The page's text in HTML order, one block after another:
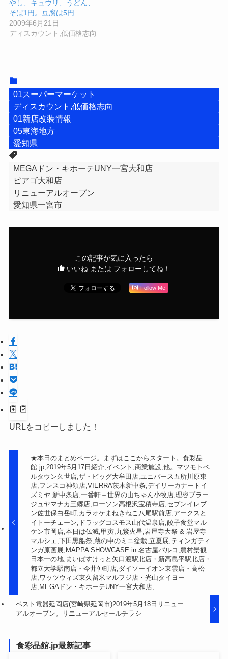
やし、キュウリ、うどん、
そば1円。豆腐は5円
2009年6月21日
ディスカウント,低価格志向
01スーパーマーケット
ディスカウント,低価格志向
01新店改装情報
05東海地方
愛知県
MEGAドン・キホーテUNY一宮大和店
ピアゴ大和店
リニューアルオープン
愛知県一宮市
この記事が気に入ったら
いいね または フォローしてね！
Follow Me
URLをコピーしました！
★本日のまとめページ。まずはここからスタート。食彩品
館.jp,2019年5月17日紹介,イベント,商業施設,他。マツモトベ
ルタウン久世店,ザ・ビッグ大牟田店,ユニバース五所川原東
店,フレスコ神領店,VIERRA茨木新中条,デイリーカナートイ
ズミヤ 新中条店,一番軒＋世界の山ちゃん小牧店,理容プラー
ジュヤマナカ三郷店,ローソン高根沢宝積寺店,セブンイレブ
ン佐世保白岳町,カラオケまねきねこ八尾駅前店,アークスと
イトーチェーン,ドラッグコスモス山代温泉店,餃子食堂マル
ケン市岡店,本日は仏滅,甲寅,九紫火星,岩屋寺大祭 & 岩屋寺
マルシェ,下田黒船祭,蔵の中のミニ盆栽,立夏展,ティンガティ
ンガ原画展,MAPPA SHOWCASE in 名古屋パルコ,農村景観
日本一の地,まいばすけっと矢口渡駅北店・新高島平駅北店・
都立大学駅南店・今井仲町店,ダイソーイオン東雲店・高松
店,ワッツウィズ東久留米マルフジ店・光山タイヨー
店,MEGAドン・キホーテUNY一宮大和店,
ベスト電器延岡店(宮崎県延岡市)2019年5月18日リニュー
アルオープン。リニューアルセールチラシ
食彩品館.jp最新記事